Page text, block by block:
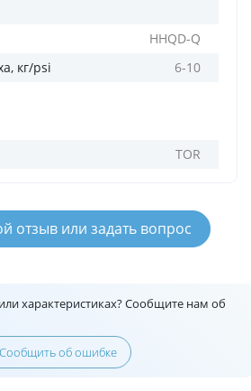
HHQD-Q
кг/psi
6-10
TOR
отзыв или задать вопрос
характеристиках? Сообщите нам об
Сообщить об ошибке